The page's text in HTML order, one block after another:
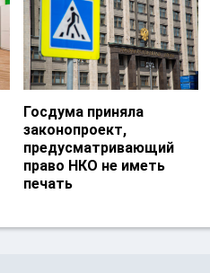
Госдума приняла
законопроект,
предусматривающий
право НКО не иметь
печать